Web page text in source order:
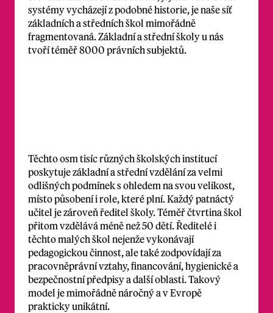
systémy vycházejí z podobné historie, je naše síť
základních a středních škol mimořádně
fragmentovaná. Základní a střední školy u nás
tvoří téměř 8000 právních subjektů.
Těchto osm tisíc různých školských institucí
poskytuje základní a střední vzdělání za velmi
odlišných podmínek s ohledem na svou velikost,
místo působení i role, které plní. Každý patnáctý
učitel je zároveň ředitel školy. Téměř čtvrtina škol
přitom vzdělává méně než 50 dětí. Ředitelé i
těchto malých škol nejenže vykonávají
pedagogickou činnost, ale také zodpovídají za
pracovněprávní vztahy, financování, hygienické a
bezpečnostní předpisy a další oblasti. Takový
model je mimořádně náročný a v Evropě
prakticky unikátní.